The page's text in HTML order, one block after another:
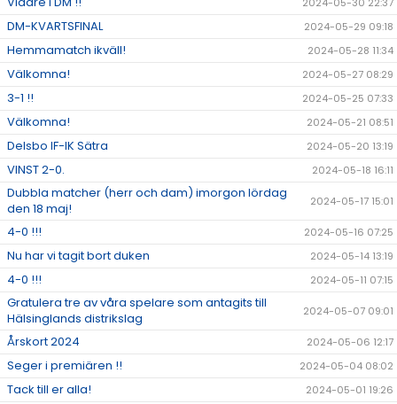
DM-KVARTSFINAL 2024-05-29 09:18
Hemmamatch ikväll! 2024-05-28 11:34
Välkomna! 2024-05-27 08:29
3-1 !! 2024-05-25 07:33
Välkomna! 2024-05-21 08:51
Delsbo IF-IK Sätra 2024-05-20 13:19
VINST 2-0. 2024-05-18 16:11
Dubbla matcher (herr och dam) imorgon lördag
den 18 maj!
2024-05-17 15:01
4-0 !!! 2024-05-16 07:25
Nu har vi tagit bort duken 2024-05-14 13:19
4-0 !!! 2024-05-11 07:15
Gratulera tre av våra spelare som antagits till
Hälsinglands distrikslag
2024-05-07 09:01
Årskort 2024 2024-05-06 12:17
Seger i premiären !! 2024-05-04 08:02
Tack till er alla! 2024-05-01 19:26